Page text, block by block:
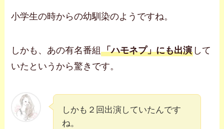
小学生の時からの幼馴染のようですね。
しかも、あの有名番組「ハモネプ」にも出演 して
いたというから驚きです。
しかも２回出演していたんです
ね。